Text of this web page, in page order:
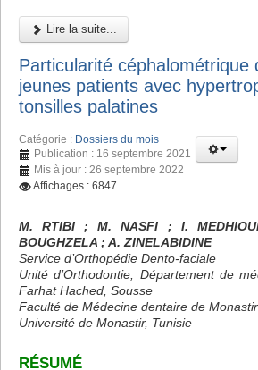
Lire la suite...
Particularité céphalométrique
jeunes patients avec
tonsilles palatines
Catégorie : Dossiers du mois
Publication : 16 septembre 2021
Mis à jour : 26 septembre 2022
Affichages : 6847
M. RTIBI ; M. NASFI ; I.
BOUGHZELA ; A. ZINELABIDINE
Service d’Orthopédie Dento-faciale
Unité d’Orthodontie, Département de
Farhat Hached, Sousse
Faculté de Médecine dentaire de Monastir
Université de Monastir, Tunisie
RÉSUMÉ